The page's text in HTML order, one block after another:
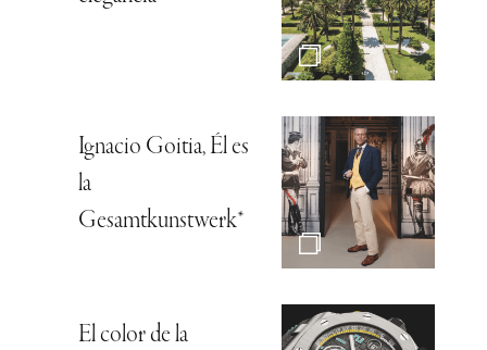
Ignacio Goitia, Él es
la
Gesamtkunstwerk*
El color de la